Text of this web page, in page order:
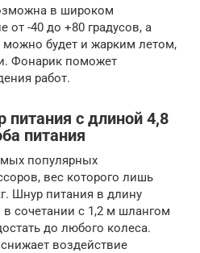
в широком
от -40 до +80 градусов, а
можно будет и жарким летом,
Фонарик поможет
работ.
питания с длиной 4,8
питания
популярных
вес которого лишь
Шнур питания в длину
в сочетании с 1,2 м шлангом
до любого колеса.
воздействие